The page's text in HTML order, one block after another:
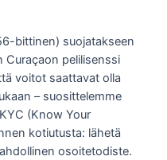
bittinen) suojatakseen
Curaçaon pelilisenssi
voitot saattavat olla
– suosittelemme
(Know Your
kotiutusta: lähetä
osoitetodiste.